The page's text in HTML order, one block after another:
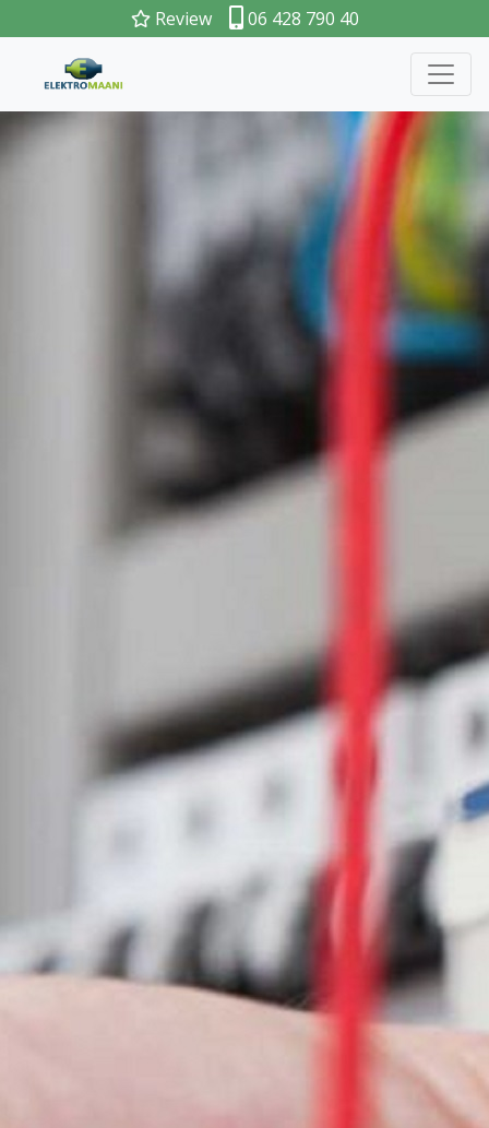
Review 06 428 790 40